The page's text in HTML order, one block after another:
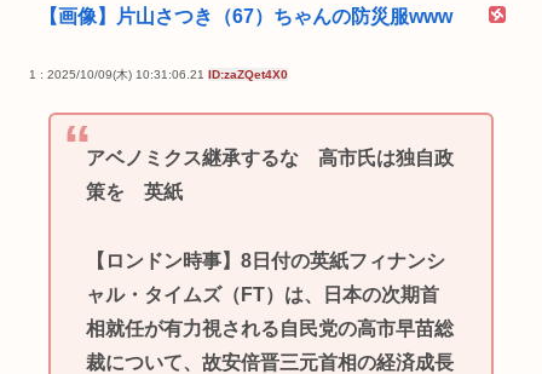
【画像】片山さつき（67）ちゃんの防災服www
1 : 2025/10/09(木) 10:31:06.21 ID:zaZQet4X0
アベノミクス継承するな 高市氏は独自政
策を 英紙
【ロンドン時事】8日付の英紙フィナンシ
ャル・タイムズ（FT）は、日本の次期首
相就任が有力視される自民党の高市早苗総
裁について、故安倍晋三元首相の経済成長